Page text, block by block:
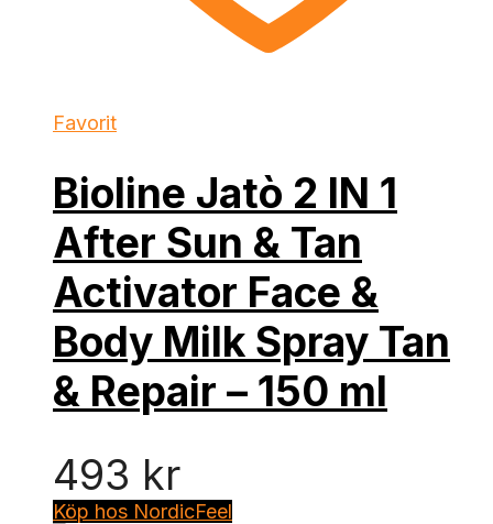
Favorit
Bioline Jatò 2 IN 1
After Sun & Tan
Activator Face &
Body Milk Spray Tan
& Repair – 150 ml
493 kr
Köp hos NordicFeel